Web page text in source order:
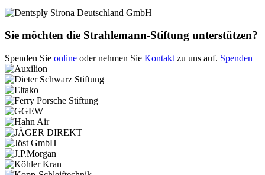
Sie möchten die Strahlemann-Stiftung unterstützen?
Spenden Sie online oder nehmen Sie Kontakt zu uns auf. Spenden